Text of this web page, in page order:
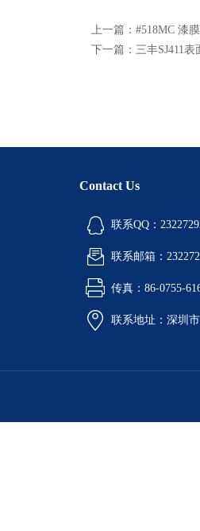
上一篇： #518MC 漆
下一篇： 三丰SJ411
Contact Us
联系QQ：
联系邮箱：
传真：86-0755-
联系地址：深圳